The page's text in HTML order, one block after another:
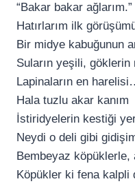
“Bakar bakar ağlarım.”
Hatırlarım ilk
Bir midye kabuğunun
Suların yeşili, göklerin
Lapinaların en
Hala tuzlu akar kanım
İstiridyelerin kestiği
Neydi o deli gibi
Bembeyaz köpüklerle,
Köpükler ki fena kalpli